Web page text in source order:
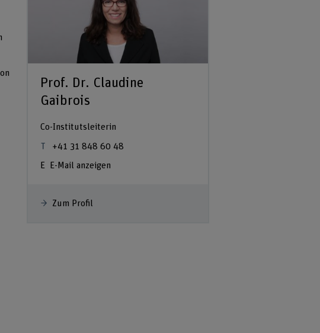
Prof. Dr. Claudine
Gaibrois
Co-Institutsleiterin
+41 31 848 60 48
E-Mail anzeigen
Zum Profil